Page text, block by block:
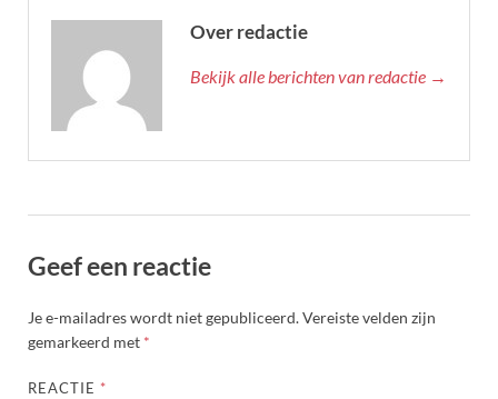
Over redactie
Bekijk alle berichten van redactie →
Geef een reactie
Je e-mailadres wordt niet gepubliceerd.Vereiste velden zijn
gemarkeerd met *
REACTIE *